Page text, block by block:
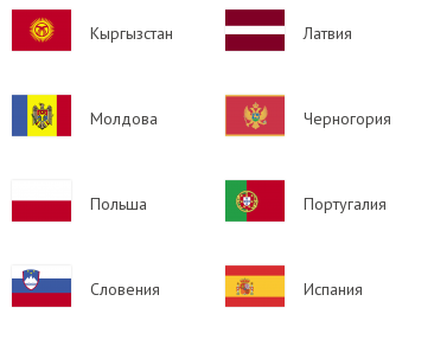
Image
Кыргызстан
Image
Латвия
Image
Молдова
Image
Черногория
Польша
Image
Португалия
Image
Словения
Image
Испания